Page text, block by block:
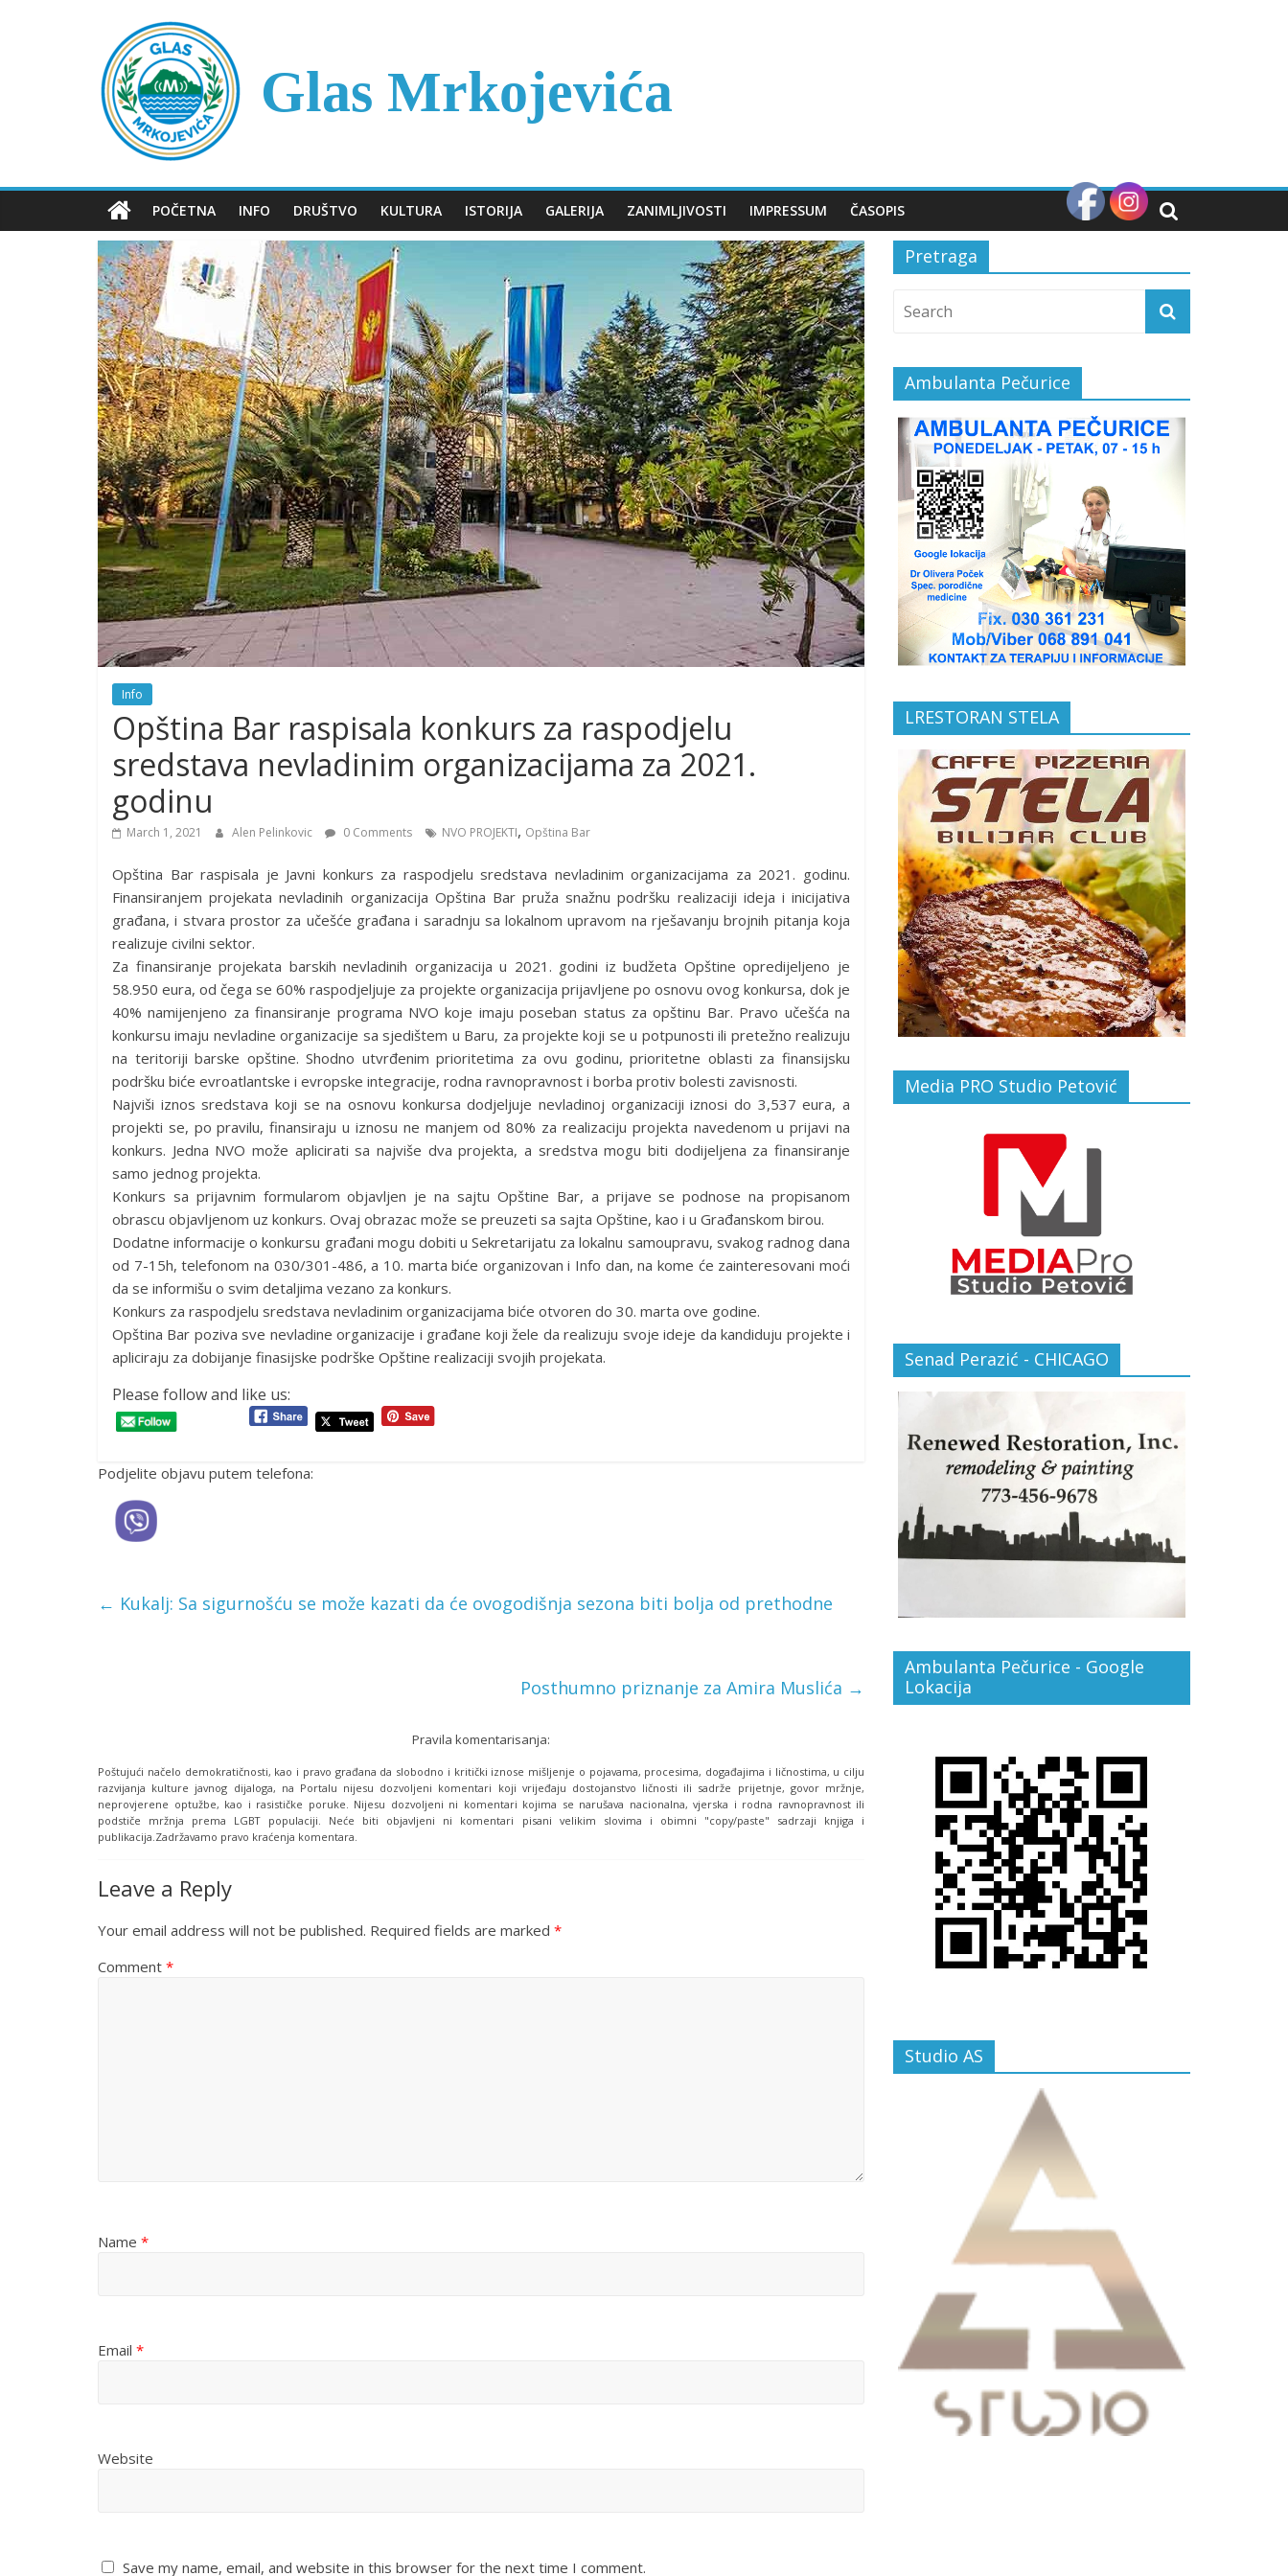
Glas Mrkojevića
POČETNA INFO DRUŠTVO KULTURA ISTORIJA GALERIJA ZANIMLJIVOSTI IMPRESSUM ČASOPIS
Info
Opština Bar raspisala konkurs za raspodjelu
sredstava nevladinim organizacijama za 2021.
godinu
March 1, 2021 Alen Pelinkovic 0 Comments NVO PROJEKTI, Opština Bar
Opština Bar raspisala je Javni konkurs za raspodjelu sredstava nevladinim organizacijama za 2021. godinu.
Finansiranjem projekata nevladinih organizacija Opština Bar pruža snažnu podršku realizaciji ideja i inicijativa
građana, i stvara prostor za učešće građana i saradnju sa lokalnom upravom na rješavanju brojnih pitanja koja
realizuje civilni sektor.
Za finansiranje projekata barskih nevladinih organizacija u 2021. godini iz budžeta Opštine opredijeljeno je
58.950 eura, od čega se 60% raspodjeljuje za projekte organizacija prijavljene po osnovu ovog konkursa, dok je
40% namijenjeno za finansiranje programa NVO koje imaju poseban status za opštinu Bar. Pravo učešća na
konkursu imaju nevladine organizacije sa sjedištem u Baru, za projekte koji se u potpunosti ili pretežno realizuju
na teritoriji barske opštine. Shodno utvrđenim prioritetima za ovu godinu, prioritetne oblasti za finansijsku
podršku biće evroatlantske i evropske integracije, rodna ravnopravnost i borba protiv bolesti zavisnosti.
Najviši iznos sredstava koji se na osnovu konkursa dodjeljuje nevladinoj organizaciji iznosi do 3,537 eura, a
projekti se, po pravilu, finansiraju u iznosu ne manjem od 80% za realizaciju projekta navedenom u prijavi na
konkurs. Jedna NVO može aplicirati sa najviše dva projekta, a sredstva mogu biti dodijeljena za finansiranje
samo jednog projekta.
Konkurs sa prijavnim formularom objavljen je na sajtu Opštine Bar, a prijave se podnose na propisanom
obrascu objavljenom uz konkurs. Ovaj obrazac može se preuzeti sa sajta Opštine, kao i u Građanskom birou.
Dodatne informacije o konkursu građani mogu dobiti u Sekretarijatu za lokalnu samoupravu, svakog radnog dana
od 7-15h, telefonom na 030/301-486, a 10. marta biće organizovan i Info dan, na kome će zainteresovani moći
da se informišu o svim detaljima vezano za konkurs.
Konkurs za raspodjelu sredstava nevladinim organizacijama biće otvoren do 30. marta ove godine.
Opština Bar poziva sve nevladine organizacije i građane koji žele da realizuju svoje ideje da kandiduju projekte i
apliciraju za dobijanje finasijske podrške Opštine realizaciji svojih projekata.
Please follow and like us:
Podjelite objavu putem telefona:
← Kukalj: Sa sigurnošću se može kazati da će ovogodišnja sezona biti bolja od prethodne
Posthumno priznanje za Amira Muslića →
Pravila komentarisanja:
Poštujući načelo demokratičnosti, kao i pravo građana da slobodno i kritički iznose mišljenje o pojavama, procesima, događajima i ličnostima, u cilju
razvijanja kulture javnog dijaloga, na Portalu nijesu dozvoljeni komentari koji vrijeđaju dostojanstvo ličnosti ili sadrže prijetnje, govor mržnje,
neprovjerene optužbe, kao i rasističke poruke. Nijesu dozvoljeni ni komentari kojima se narušava nacionalna, vjerska i rodna ravnopravnost ili
podstiče mržnja prema LGBT populaciji. Neće biti objavljeni ni komentari pisani velikim slovima i obimni "copy/paste" sadrzaji knjiga i
publikacija.Zadržavamo pravo kraćenja komentara.
Leave a Reply
Your email address will not be published. Required fields are marked *
Comment *
Name *
Email *
Website
Save my name, email, and website in this browser for the next time I comment.
Pretraga
Ambulanta Pečurice
LRESTORAN STELA
Media PRO Studio Petović
Senad Perazić - CHICAGO
Ambulanta Pečurice - Google
Lokacija
Studio AS